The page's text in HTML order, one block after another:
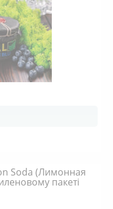
Soda (Лимонная
пакеті